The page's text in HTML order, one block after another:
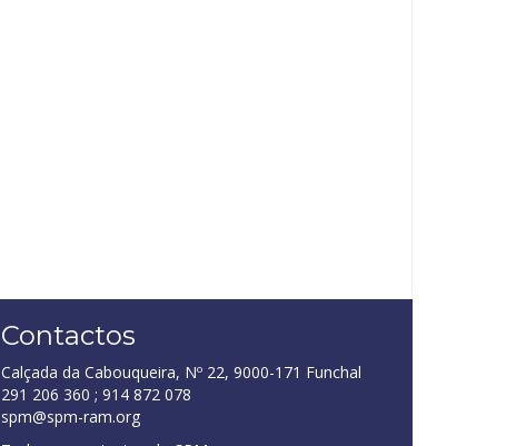
Contactos
Calçada da Cabouqueira, Nº 22, 9000-171 Funchal
291 206 360 ; 914 872 078
spm@spm-ram.org